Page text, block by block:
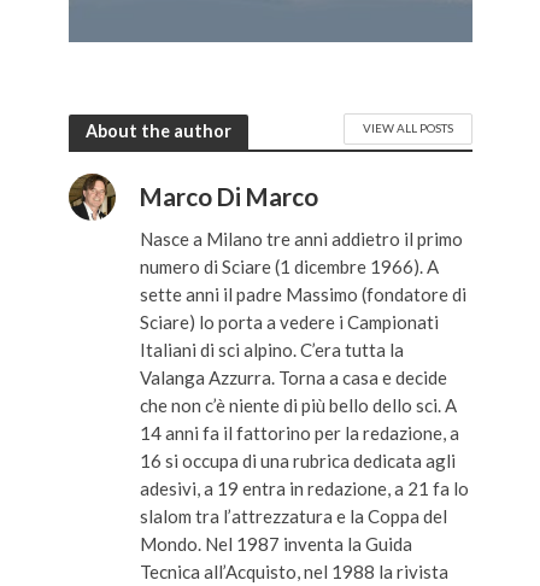
About the author VIEW ALL POSTS
Marco Di Marco
Nasce a Milano tre anni addietro il primo
numero di Sciare (1 dicembre 1966). A
sette anni il padre Massimo (fondatore di
Sciare) lo porta a vedere i Campionati
Italiani di sci alpino. C’era tutta la
Valanga Azzurra. Torna a casa e decide
che non c’è niente di più bello dello sci. A
14 anni fa il fattorino per la redazione, a
16 si occupa di una rubrica dedicata agli
adesivi, a 19 entra in redazione, a 21 fa lo
slalom tra l’attrezzatura e la Coppa del
Mondo. Nel 1987 inventa la Guida
Tecnica all’Acquisto, nel 1988 la rivista